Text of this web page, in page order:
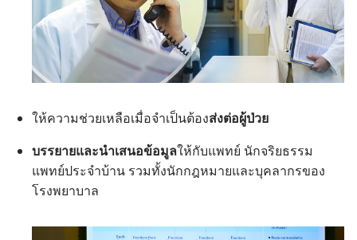
ให้​ความ​ช่วยเหลือ​เมื่อ​จำเป็น​ต้อง​ส่ง​ต่อ​ผู้​ป่วย
บรรยาย​และ​นำ​เสนอ​ข้อมูล​ให้​กับ​แพทย์ นัก​จริยธรรม
แพทย์​ประจำ​บ้าน รวม​ทั้ง​นัก​กฎหมาย​และ​บุคลากร​ของ​
โรง​พยาบาล